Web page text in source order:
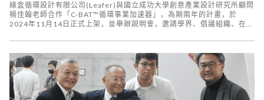
綠盒循環設計有限公司(Leafer)與國立成功大學創意產業設計研究所顧問
楊佳翰老師合作「C-BAT™循環事業加速器」，為期兩年的計畫，於
2024年11月14日正式上架，並舉辦說明會，邀請學界、倡議組織、在地